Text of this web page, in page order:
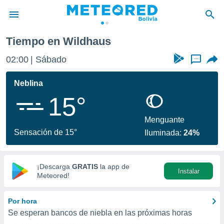
de
ha
calidad.
a este
las
y
digital
basada
Tiempo en Wildhaus
02:00 Sábado ...
Neblina
15°
Sensación de 15°
Menguante
Iluminada:24%
¡Descarga GRATIS la app de
Meteored!
Instalar
Por hora
Se esperan bancos de niebla en las próximas horas